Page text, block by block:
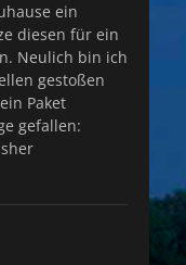
ein
diesen für ein
Neulich bin ich
gestoßen
Paket
gefallen: